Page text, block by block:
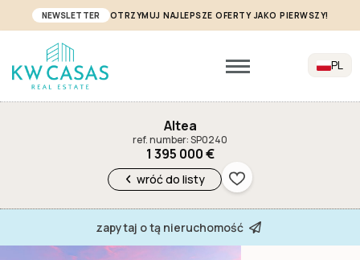
NEWSLETTER OTRZYMUJ NAJLEPSZE OFERTY JAKO PIERWSZY!
PL
Altea
ref. number: SP0240
1 395 000 €
wróć do listy
zapytaj o tą nieruchomość